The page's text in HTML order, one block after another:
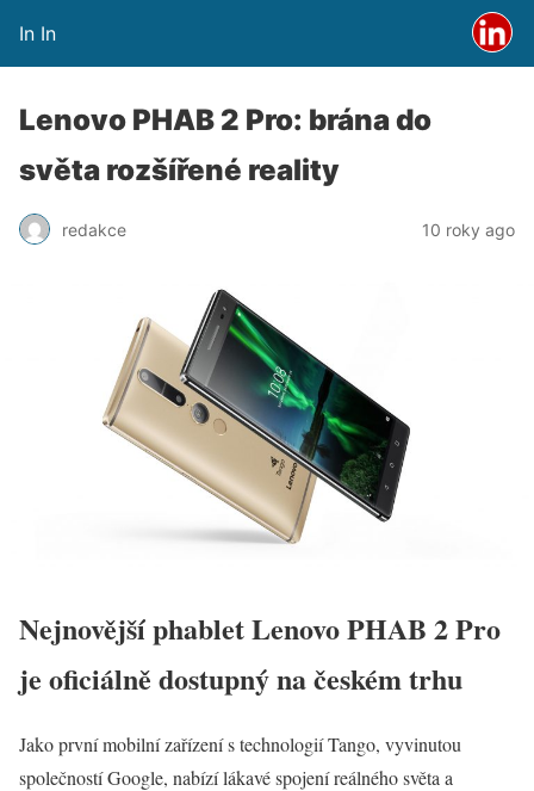
In In
Lenovo PHAB 2 Pro: brána do
světa rozšířené reality
redakce 10 roky ago
Nejnovější phablet Lenovo PHAB 2 Pro
je oficiálně dostupný na českém trhu
Jako první mobilní zařízení s technologií Tango, vyvinutou
společností Google, nabízí lákavé spojení reálného světa a